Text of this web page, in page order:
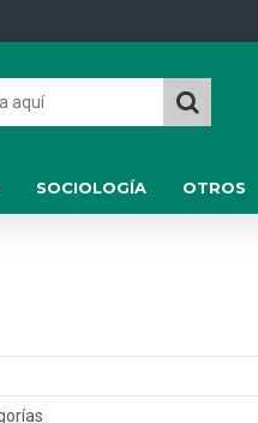
SOCIOLOGÍA OTROS